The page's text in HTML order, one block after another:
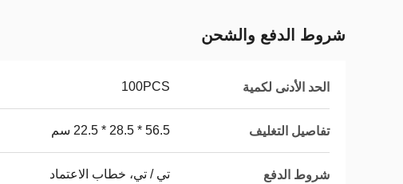
شروط الدفع والشحن
الحد الأدنى لكمية 100PCS
تفاصيل التغليف 56.5 * 28.5 * 22.5 سم
شروط الدفع تي / تي، خطاب الاعتماد